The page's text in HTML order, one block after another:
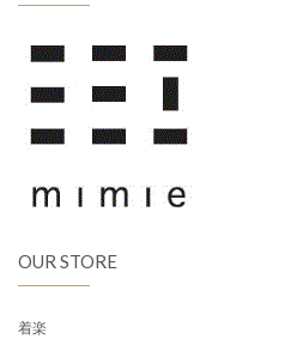
OUR STORE
着楽